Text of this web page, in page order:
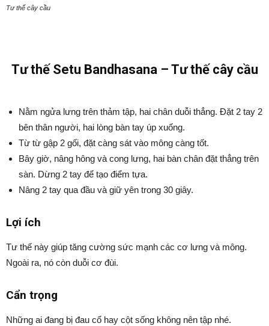
Tư thế cây cầu
Tư thế Setu Bandhasana – Tư thế cây cầu
Nằm ngửa lưng trên thảm tập, hai chân duỗi thẳng. Đặt 2 tay 2
bên thân người, hai lòng bàn tay úp xuống.
Từ từ gập 2 gối, đặt càng sát vào mông càng tốt.
Bây giờ, nâng hông và cong lưng, hai bàn chân đặt thẳng trên
sàn. Dừng 2 tay để tạo điểm tựa.
Nâng 2 tay qua đầu và giữ yên trong 30 giây.
Lợi ích
Tư thế này giúp tăng cường sức mạnh các cơ lưng và mông.
Ngoài ra, nó còn duỗi cơ đùi.
Cẩn trọng
Những ai đang bị đau cổ hay cột sống không nên tập nhé.